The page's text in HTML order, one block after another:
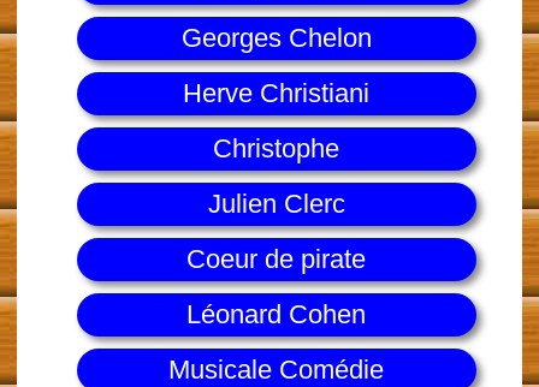
Georges Chelon
Herve Christiani
Christophe
Julien Clerc
Coeur de pirate
Léonard Cohen
Musicale Comédie